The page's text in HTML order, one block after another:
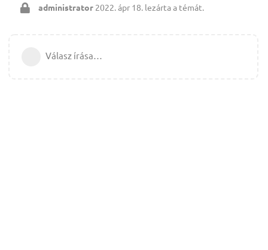
administrator 2022. ápr 18. lezárta a témát.
Válasz írása…